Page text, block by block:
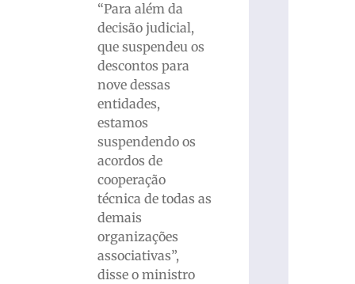
“Para além da
decisão judicial,
que suspendeu os
descontos para
nove dessas
entidades,
estamos
suspendendo os
acordos de
cooperação
técnica de todas as
demais
organizações
associativas”,
disse o ministro